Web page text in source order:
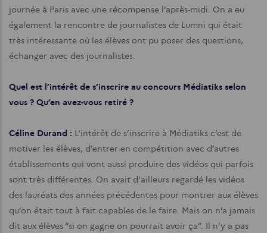
journée à Paris avec une récompense l’après-midi. On a eu
également la rencontre de journalistes de Lumni qui était
très intéressante où les élèves ont pu poser des questions,
échanger avec des journalistes.
Quel est l’intérêt de s’inscrire au concours Médiatiks selon
vous ? Qu’en avez-vous retiré ?
Céline Durand : L'intérêt de s’inscrire à Médiatiks c’est de
motiver les élèves, d’entrer en compétition avec d’autres
établissements qui vont aussi produire des vidéos qui parfois
sont très différentes. On avait d'ailleurs regardé les vidéos
des lauréats des années précédentes pour montrer aux élèves
qu’on était tout à fait capables de le faire. Mais on n’a jamais
dit aux élèves “si on gagne on pourrait avoir ça”. Il n’y a pas